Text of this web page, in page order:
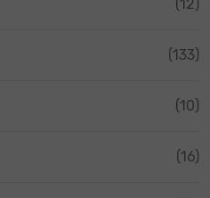
(12)
(133)
(10)
(16)